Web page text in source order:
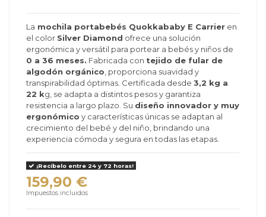
La mochila portabebés Quokkababy E Carrier en
el color Silver Diamond ofrece una solución
ergonómica y versátil para portear a bebés y niños de
0 a 36 meses. Fabricada con tejido de fular de
algodón orgánico, proporciona suavidad y
transpirabilidad óptimas. Certificada desde 3,2 kg a
22 kg, se adapta a distintos pesos y garantiza
resistencia a largo plazo. Su diseño innovador y muy
ergonómico y características únicas se adaptan al
crecimiento del bebé y del niño, brindando una
experiencia cómoda y segura en todas las etapas.
¡Recíbelo entre 24 y 72 horas!
159,90 €
Impuestos incluidos